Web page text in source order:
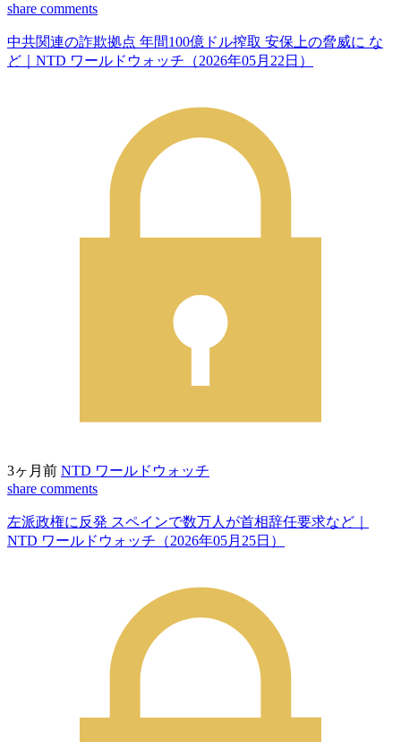
share comments
中共関連の詐欺拠点 年間100億ドル搾取 安保上の脅威に な
ど｜NTD ワールドウォッチ（2026年05月22日）
3ヶ月前 NTD ワールドウォッチ
share comments
左派政権に反発 スペインで数万人が首相辞任要求など｜
NTD ワールドウォッチ（2026年05月25日）